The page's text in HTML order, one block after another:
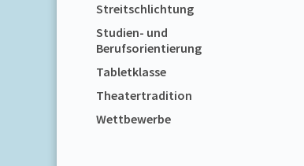
Streitschlichtung
Studien- und
Berufsorientierung
Tabletklasse
Theatertradition
Wettbewerbe